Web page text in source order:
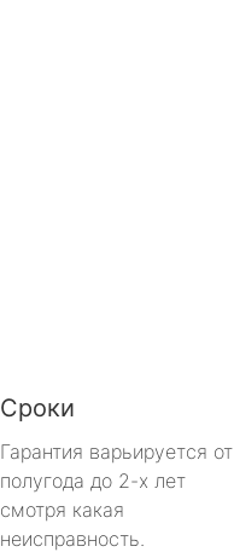
Сроки
Гарантия варьируется от
полугода до 2-х лет
смотря какая
неисправность.